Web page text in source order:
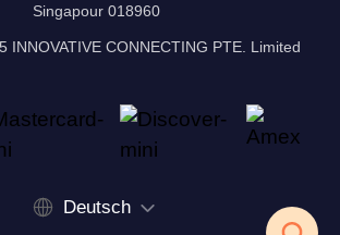
Singapour 018960
INNOVATIVE CONNECTING PTE. Limited
Deutsch